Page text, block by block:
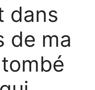
dans
de ma